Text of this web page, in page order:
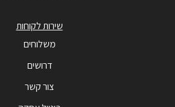
שירות לקוחות
משלוחים
דרושים
צור קשר